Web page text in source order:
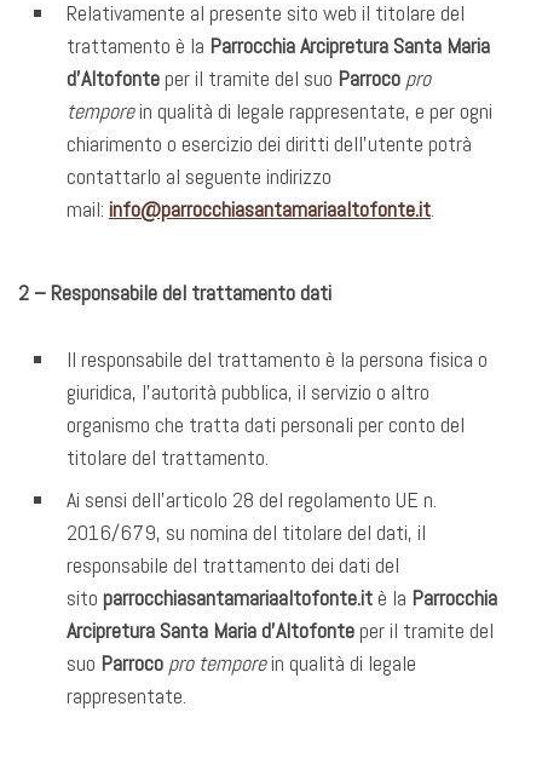
Relativamente al presente sito web il titolare del
trattamento è la Parrocchia Arcipretura Santa Maria
d’Altofonteper il tramite del suo Parroco pro
temporein qualità di legale rappresentate, e per ogni
chiarimento o esercizio dei diritti dell’utente potrà
contattarlo al seguente indirizzo
mail: info@parrocchiasantamariaaltofonte.it.
2 – Responsabile del trattamento dati
Il responsabile del trattamento è la persona fisica o
giuridica, l’autorità pubblica, il servizio o altro
organismo che tratta dati personali per conto del
titolare del trattamento.
Ai sensi dell’articolo 28 del regolamento UE n.
2016/679, su nomina del titolare del dati, il
responsabile del trattamento dei dati del
sito parrocchiasantamariaaltofonte.itè la Parrocchia
Arcipretura Santa Maria d’Altofonteper il tramite del
suo Parroco pro temporein qualità di legale
rappresentate.